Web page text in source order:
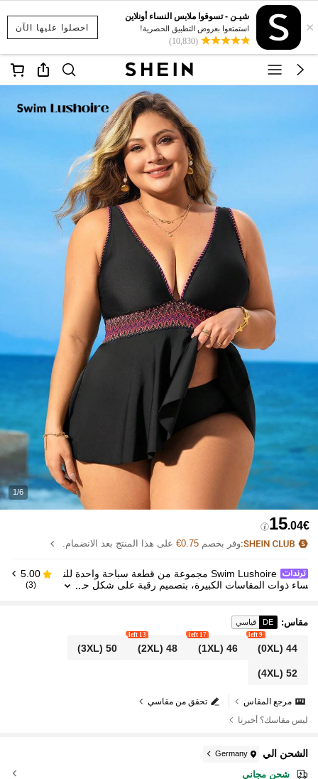
احصلوا عليها الآن ×
شيـن - تسوقوا ملابس النساء أونلاين
استمتعوا بعروض التطبيق الحصرية!
(10,830)
1/6
15.04€
وفر بخصم0.75€ على هذا المنتج بعد الانضمام.
Swim Lushoire مجموعة من قطعة سباحة واحدة للن
ساء ذوات المقاسات الكبيرة، بتصميم رقبة على شكل ح
5.00
(3)
مقاس:
DE قياسي
44
(0XL)
9 left
46
(1XL)
17 left
48
(2XL)
13 left
50
(3XL)
52
(4XL)
تحقق من مقاسي
مرجع المقاس
ليس مقاسك؟ أخبرنا
الشحن الي Germany
شحن مجاني